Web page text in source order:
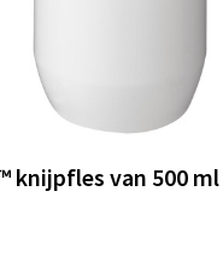
knijpfles van 500 ml